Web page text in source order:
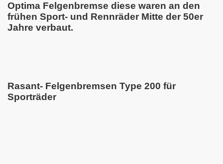
Optima Felgenbremse diese waren an den
frühen Sport- und Rennräder Mitte der 50er
Jahre verbaut.
Rasant- Felgenbremsen Type 200 für
Sporträder